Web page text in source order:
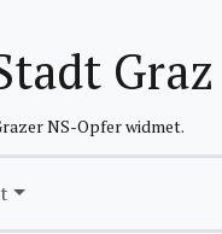
Graz
NS-Opfer widmet.